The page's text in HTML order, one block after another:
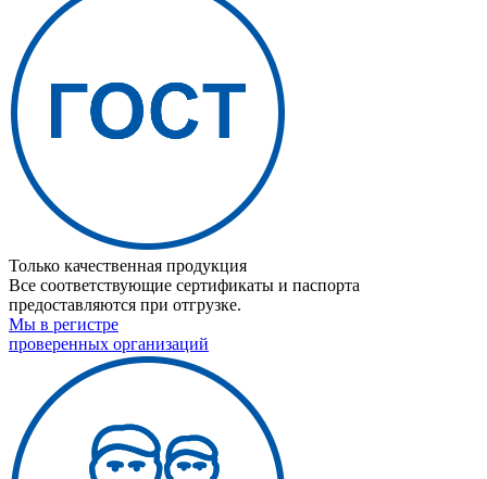
Только качественная продукция
Все соответствующие сертификаты и паспорта
предоставляются при отгрузке.
Мы в регистре
проверенных организаций